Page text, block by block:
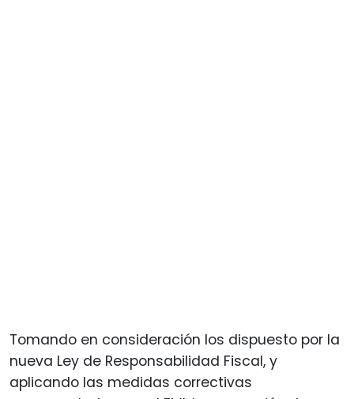
Tomando en consideración los dispuesto por la
nueva Ley de Responsabilidad Fiscal, y
aplicando las medidas correctivas